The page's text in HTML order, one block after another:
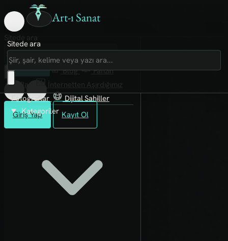
Art-ı Sanat
Giriş Yap Kayıt Ol
Sitede ara
Art-ı Sosyal
İmece
Kütüphane
Blog
Fanzin
Rafları
Fotoğraflar
Dijital Sahiller
Kategoriler